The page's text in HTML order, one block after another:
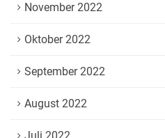
November 2022
Oktober 2022
September 2022
August 2022